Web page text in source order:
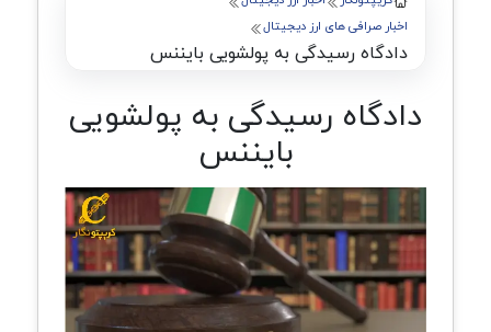
اخبار صرافی های ارز دیجیتال
دادگاه رسیدگی به پولشویی بایننس
دادگاه رسیدگی به پولشویی
بایننس